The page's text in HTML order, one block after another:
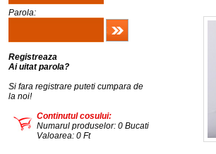
Parola:
Registreaza
Ai uitat parola?
Si fara registrare puteti cumpara de
la noi!
Continutul cosului:
Numarul produselor: 0 Bucati
Valoarea: 0 Ft